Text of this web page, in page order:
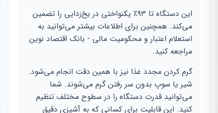
این دستگاه تا ۹۳٪ یکنواختی در یخ‌زدایی را تضمین
می‌کند. همچنین برای اطلاعات بیشتر می‌توانید به
استعلام اعتبار و محکومیت مالی - بانک اقتصاد نوین
مراجعه کنید.
گرم کردن مجدد غذا نیز با همین دقت انجام می‌شود.
شیر یا سوپ بدون سر رفتن گرم می‌شوند. شما
می‌توانید قدرت دستگاه را در سطوح مختلف تنظیم
کنید. این قابلیت برای کسانی که به آشپزی دقیق